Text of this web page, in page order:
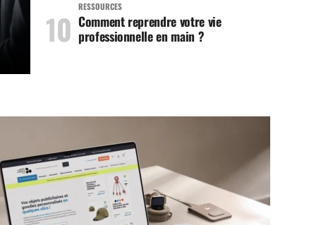
RESSOURCES
Comment reprendre votre vie
professionnelle en main ?